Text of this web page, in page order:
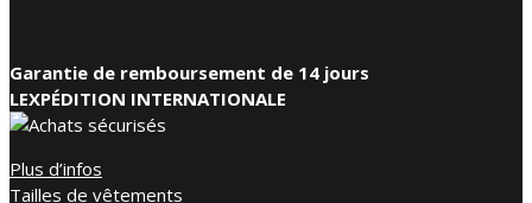
Garantie de remboursement de 14 jours
LEXPÉDITION INTERNATIONALE
Plus d’infos
Tailles de vêtements